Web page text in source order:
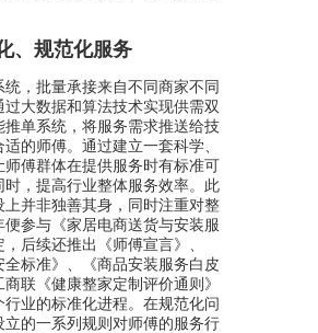
规范化服务
，批量承接来自不同商家不同
大数据和算法技术实现供需双
单系统，将服务需求推送给技
的师傅。通过建立一套科学、
傅群体在提供服务时有标准可
，提高行业整体服务效率。此
并非独善其身，同时注重对整
便参与《家居电商送货与安装服
后续还推出《师傅宣言》、
全标准》、《商品安装服务白皮
联《健康整家定制评价通则》
业的标准化进程。在规范化问
的一系列规则对师傅的服务行